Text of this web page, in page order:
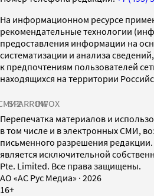
На информационном ресурсе
рекомендательные технологии
предоставления информации на
систематизации и анализа
к предпочтениям пользователей
находящихся на территории
SPARROWINFOX
Перепечатка материалов и
в том числе и в электронных СМИ,
письменного разрешения
является исключительной
Pte. Limited. Все права защищены.
AO «АС Рус Медиа» · 2026
16+